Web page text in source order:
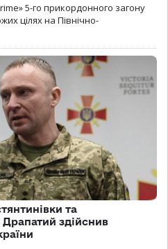
5-го прикордонного загону
цілях на Північно-
та
здійснив